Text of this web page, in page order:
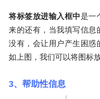
将标签放进输入框中是一
来的还有，当我填写信息
没有，会让用户产生困惑
如上图，我们可以将图标
3、帮助性信息